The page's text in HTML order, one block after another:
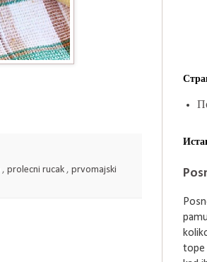
, prolecni rucak , prvomajski
tope